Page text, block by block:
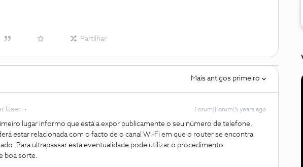
Partilhar
Mais antigos primeiro
User Forum|Forum|5 years ago
lugar informo que está a expor publicamente o seu número de telefone.
estar relacionada com o facto de o canal Wi-Fi em que o router se encontra
Para ultrapassar esta eventualidade pode utilizar o procedimento
boa sorte.